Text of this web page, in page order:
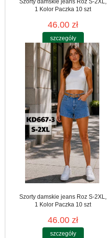
Szorty damskie jeans Roz S-2XL,
1 Kolor Paczka 10 szt
46.00 zł
szczegóły
Szorty damskie jeans Roz S-2XL,
1 Kolor Paczka 10 szt
46.00 zł
szczegóły